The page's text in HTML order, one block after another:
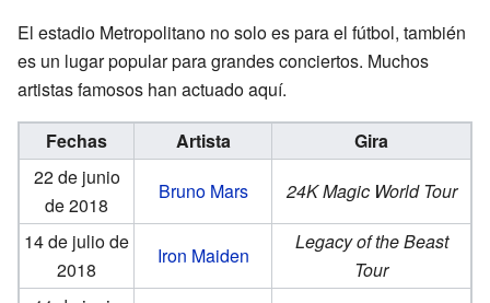
14'
40'
Messi
Coutinho
69'
62.623
espectadores
(Extremadura)
El estadio Metropolitano no solo es para el fútbol, también
es un lugar popular para grandes conciertos. Muchos
artistas famosos han actuado aquí.
Fechas Artista
Gira
22 de junio
de 2018
Bruno Mars
24K Magic World Tour
14 de julio de
2018
Iron Maiden
Legacy of the Beast
Tour